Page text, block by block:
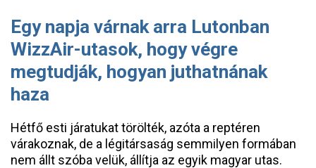
Egy napja várnak arra Lutonban
WizzAir-utasok, hogy végre
megtudják, hogyan juthatnának
haza
Hétfő esti járatukat törölték, azóta a reptéren
várakoznak, de a légitársaság semmilyen formában
nem állt szóba velük, állítja az egyik magyar utas.